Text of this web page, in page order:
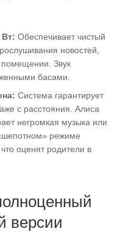
Обеспечивает чистый
новостей,
помещении. Звук
басами.
Система гарантирует
с расстояния. Алиса
негромкая музыка или
режиме
оценят родители в
версии